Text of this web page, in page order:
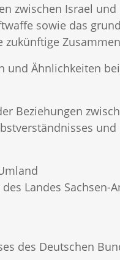
zwischen Israel
sowie das
Ähnlichkeiten
Beziehungen
und
Landes Sachsen-
des Deutschen